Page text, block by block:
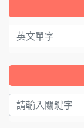
英文單字